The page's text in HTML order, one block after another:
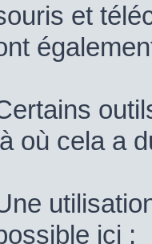
et
où cela a
ici :